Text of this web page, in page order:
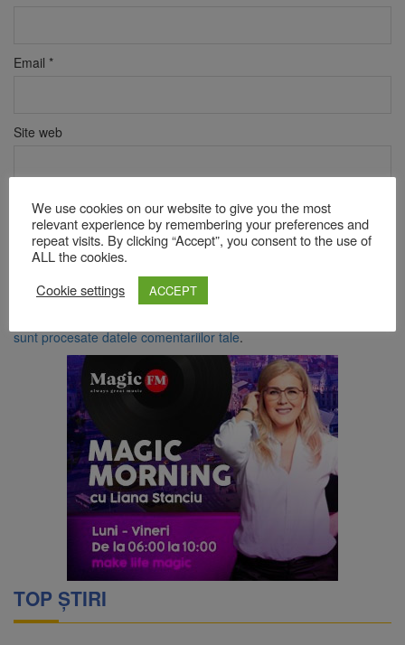
Email *
Site web
Verificare anti-robot
Click pentru a începe verificarea
FriendlyCaptcha ⇗
sunt procesate datele comentariilor tale.
TOP ȘTIRI
We use cookies on our website to give you the most
relevant experience by remembering your preferences and
repeat visits. By clicking “Accept”, you consent to the use of
ALL the cookies.
Cookie settings
ACCEPT